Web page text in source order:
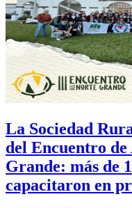
La Sociedad
del Encuentro de
Grande: más de
capacitaron en